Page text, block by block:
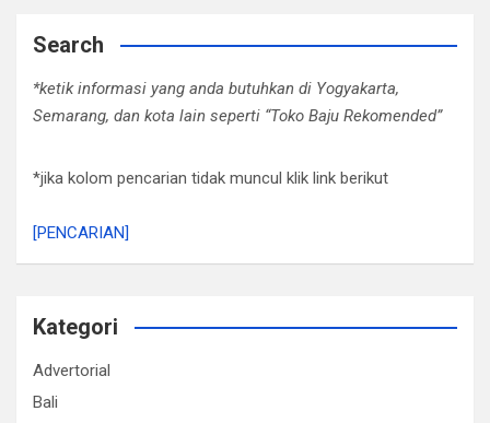
Search
*ketik informasi yang anda butuhkan di Yogyakarta,
Semarang, dan kota lain seperti “Toko Baju Rekomended”
*jika kolom pencarian tidak muncul klik link berikut
[PENCARIAN]
Kategori
Advertorial
Bali